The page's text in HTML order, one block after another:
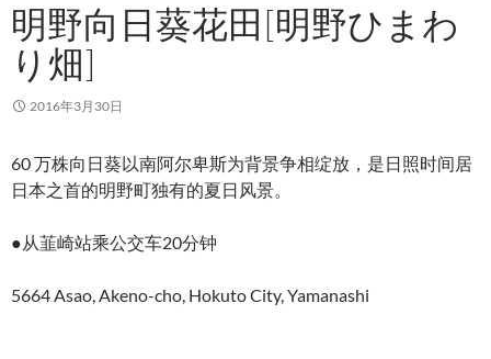
明野向日葵花田[明野ひまわ
り畑]
2016年3月30日
60 万株向日葵以南阿尔卑斯为背景争相绽放，是日照时间居
日本之首的明野町独有的夏日风景。
●从韮崎站乘公交车20分钟
5664 Asao, Akeno-cho, Hokuto City, Yamanashi